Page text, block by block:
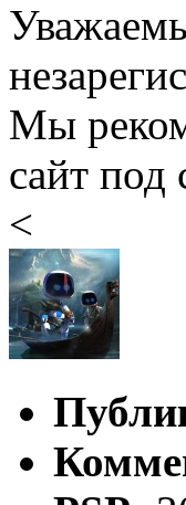
Мы
сайт
<